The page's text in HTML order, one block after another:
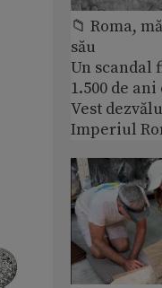
📁 Roma,
său
Un scandal
1.500 de
Vest
Imperiul